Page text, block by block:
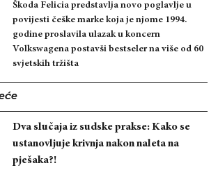
Škoda Felicia predstavlja novo poglavlje u
povijesti češke marke koja je njome 1994.
godine proslavila ulazak u koncern
Volkswagena postavši bestseler na više od 60
svjetskih tržišta
Dva slučaja iz sudske prakse: Kako se
ustanovljuje krivnja nakon naleta na
pješaka?!